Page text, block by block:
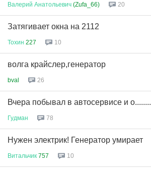
Валерий Анатольевич (Zufa_66) 20
Затягивает окна на 2112
Тохин 227 10
волга крайслер,генератор
bval 26
Вчера побывал в автосервисе и о........
Гудман 78
Нужен электрик! Генератор умирает
Витальчик 757 10